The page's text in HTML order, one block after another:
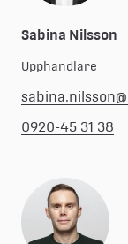
Sabina Nilsson
Upphandlare
0920-45 31 38